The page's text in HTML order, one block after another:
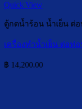
Quick View
ตู้กดน้ำร้อน น้ำเย็น ต่
เครื่องทำน้ำเย็น ต่อท่
฿ 14,200.00